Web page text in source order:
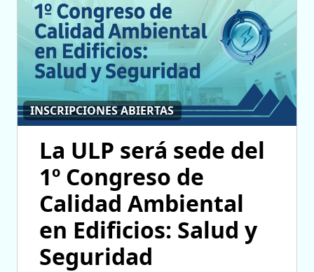
INSCRIPCIONES ABIERTAS
La ULP será sede del
1º Congreso de
Calidad Ambiental
en Edificios: Salud y
Seguridad